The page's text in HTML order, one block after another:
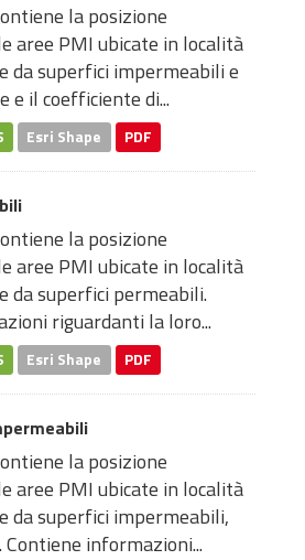
la posizione
aree PMI ubicate in località
da superfici impermeabili e
e il coefficiente di...
Esri Shape PDF
la posizione
aree PMI ubicate in località
da superfici permeabili.
riguardanti la loro...
Esri Shape PDF
la posizione
aree PMI ubicate in località
da superfici impermeabili,
informazioni...